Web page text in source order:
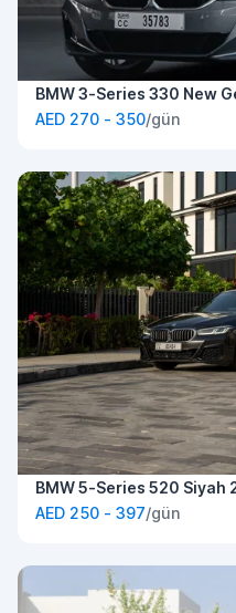
BMW 3-Series 330 New
AED 270 - 350/gün
BMW 5-Series 520 Siyah
AED 250 - 397/gün